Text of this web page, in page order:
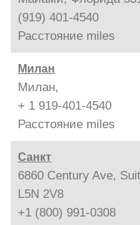
(919) 401-4540
Расстояние miles
Милан
Милан,
+ 1 919-401-4540
Расстояние miles
Санкт
6860 Century Ave,
L5N 2V8
+1 (800) 991-0308